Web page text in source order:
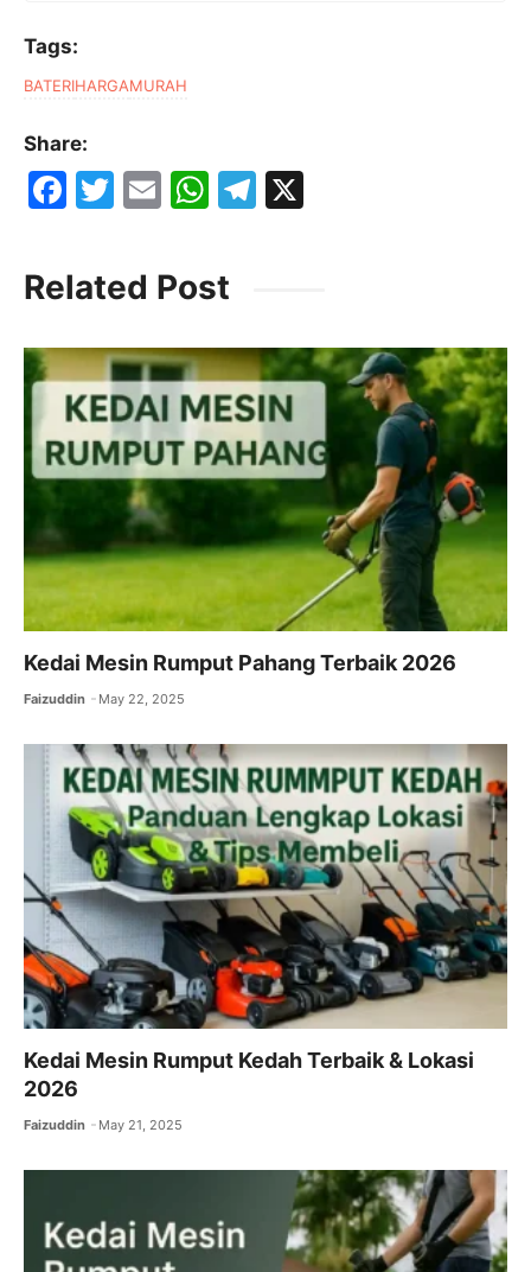
Tags:
BATERIHARGAMURAH
Share:
F
c
e
b
o
o
k
T
itt
er
E
ai
l
W
at
s
A
p
p
T
a
m
Related Post
Kedai Mesin Rumput Pahang Terbaik 2026
Faizuddin May 22, 2025
Kedai Mesin Rumput Kedah Terbaik & Lokasi
2026
Faizuddin May 21, 2025